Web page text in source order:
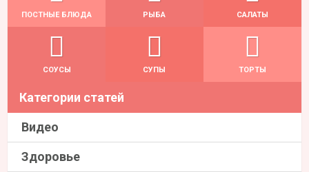
ПОСТНЫЕ БЛЮДА РЫБА САЛАТЫ
СОУСЫ СУПЫ ТОРТЫ
Категории статей
Видео
Здоровье